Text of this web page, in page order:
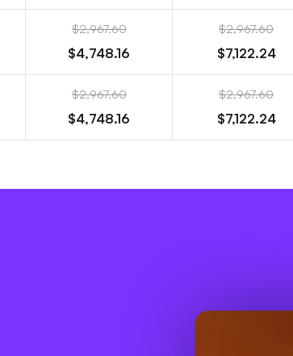
$2,967.60
$4,748.16
$2,967.60
$7,122.24
$2,967.60
$4,748.16
$2,967.60
$7,122.24